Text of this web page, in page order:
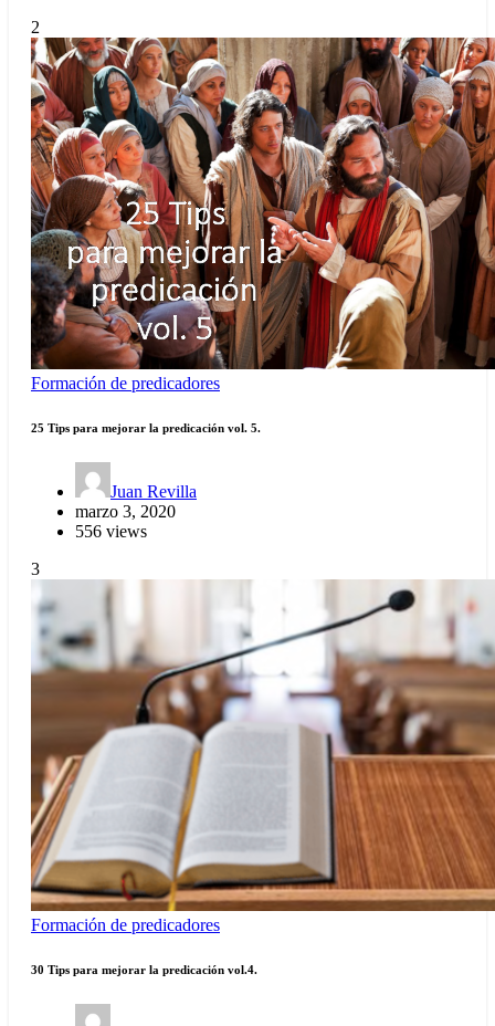
2
Formación de predicadores
25 Tips para mejorar la predicación vol. 5.
Juan Revilla
marzo 3, 2020
556 views
3
Formación de predicadores
30 Tips para mejorar la predicación vol.4.